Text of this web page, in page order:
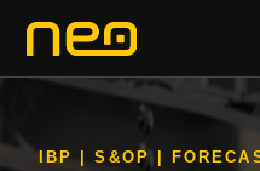
IBP | S&OP |